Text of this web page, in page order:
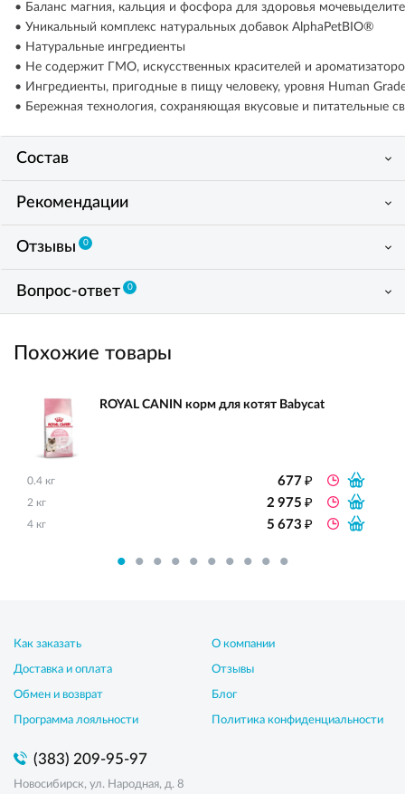
• Баланс магния, кальция и фосфора для здоровья
• Уникальный комплекс натуральных добавок AlphaPetBIO®
• Натуральные ингредиенты
• Не содержит ГМО, искусственных красителей и
• Ингредиенты, пригодные в пищу человеку, уровня Human
• Бережная технология, сохраняющая вкусовые и питательные
Состав
Рекомендации
Отзывы 0
Вопрос-ответ 0
Похожие товары
ROYAL CANIN корм для котят Babycat
0.4 кг 677₽
2 кг 2 975₽
4 кг 5 673₽
Как заказать
Доставка и оплата
Обмен и возврат
Программа лояльности
О компании
Отзывы
Блог
Политика конфиденциальности
(383) 209-95-97
Новосибирск, ул. Народная, д. 8